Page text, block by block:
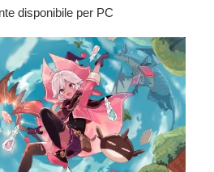
disponibile per PC